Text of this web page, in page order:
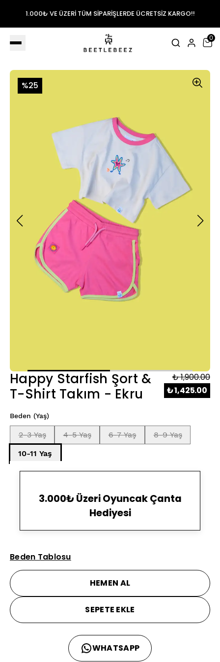
1.000₺ VE ÜZERİ TÜM SİPARİŞLERDE ÜCRETSİZ KARGO!!
0
%25
Happy Starfish Şort &
T-Shirt Takım - Ekru
₺ 1,900.00
₺ 1,425.00
Beden (Yaş)
2-3 Yaş 4-5 Yaş 6-7 Yaş
8-9 Yaş
10-11 Yaş
3.000₺ Üzeri Oyuncak Çanta
Hediyesi
Beden Tablosu
HEMEN AL
SEPETE EKLE
WHATSAPP